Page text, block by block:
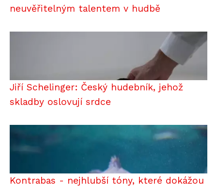
neuvěřitelným talentem v hudbě
Jiří Schelinger: Český hudebník, jehož
skladby oslovují srdce
Kontrabas - nejhlubší tóny, které dokážou